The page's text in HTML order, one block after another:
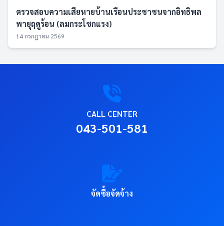
ตรวจสอบความเสียหายบ้านเรือนประชาชนจากอิทธิพล
พายุฤดูร้อน (ลมกระโชกแรง)
14 กรกฎาคม 2569
CALL CENTER
043-501-581
จัดซื้อจัดจ้าง